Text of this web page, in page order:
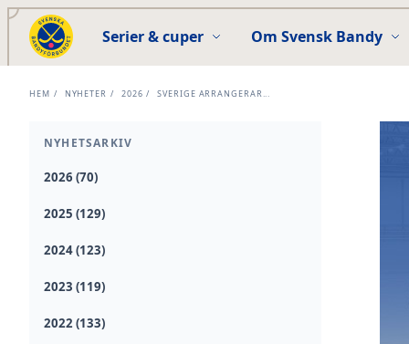
Serier & cuper Om Svensk Bandy
HEM / NYHETER / 2026 / SVERIGE ARRANGERAR...
NYHETSARKIV
2026 (70)
2025 (129)
2024 (123)
2023 (119)
2022 (133)